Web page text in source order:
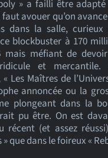
» a failli être
avouer qu’on
dans la salle,
blockbuster à 170
mais méfiant de
et mercantile.
Les Maîtres de
annoncée ou la
plongeant dans la
pu être. On est
récent (et assez
que dans le foireux «